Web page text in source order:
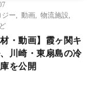
ジー
動画 物流施設
材・動画】霞ヶ関キ
川崎・東扇島の冷
を公開